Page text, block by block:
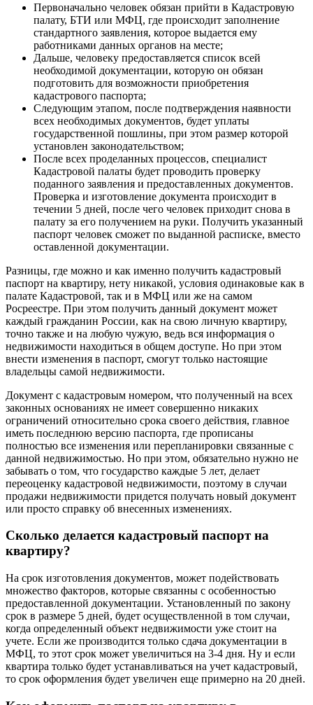
Первоначально человек обязан прийти в Кадастровую
палату, БТИ или МФЦ, где происходит заполнение
стандартного заявления, которое выдается ему
работниками данных органов на месте;
Дальше, человеку предоставляется список всей
необходимой документации, которую он обязан
подготовить для возможности приобретения
кадастрового паспорта;
Следующим этапом, после подтверждения наявности
всех необходимых документов, будет уплаты
государственной пошлины, при этом размер которой
установлен законодательством;
После всех проделанных процессов, специалист
Кадастровой палаты будет проводить проверку
поданного заявления и предоставленных документов.
Проверка и изготовление документа происходит в
течении 5 дней, после чего человек приходит снова в
палату за его получением на руки. Получить указанный
паспорт человек сможет по выданной расписке, вместо
оставленной документации.
Разницы, где можно и как именно получить кадастровый
паспорт на квартиру, нету никакой, условия одинаковые как в
палате Кадастровой, так и в МФЦ или же на самом
Росреестре. При этом получить данный документ может
каждый гражданин России, как на свою личную квартиру,
точно также и на любую чужую, ведь вся информация о
недвижимости находиться в общем доступе. Но при этом
внести изменения в паспорт, смогут только настоящие
владельцы самой недвижимости.
Документ с кадастровым номером, что полученный на всех
законных основаниях не имеет совершенно никаких
ограничений относительно срока своего действия, главное
иметь последнюю версию паспорта, где прописаны
полностью все изменения или перепланировки связанные с
данной недвижимостью. Но при этом, обязательно нужно не
забывать о том, что государство каждые 5 лет, делает
переоценку кадастровой недвижимости, поэтому в случаи
продажи недвижимости придется получать новый документ
или просто справку об внесенных изменениях.
Сколько делается кадастровый паспорт на
квартиру?
На срок изготовления документов, может подействовать
множество факторов, которые связанны с особенностью
предоставленной документации. Установленный по закону
срок в размере 5 дней, будет осуществленной в том случаи,
когда определенный объект недвижимости уже стоит на
учете. Если же производится только сдача документации в
МФЦ, то этот срок может увеличиться на 3-4 дня. Ну и если
квартира только будет устанавливаться на учет кадастровый,
то срок оформления будет увеличен еще примерно на 20 дней.